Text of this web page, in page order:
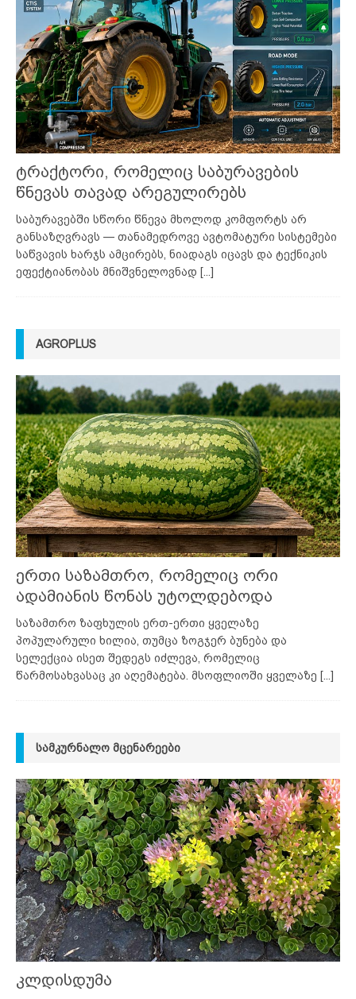
ტრაქტორი, რომელიც საბურავების
წნევას თავად არეგულირებს
საბურავებში სწორი წნევა მხოლოდ კომფორტს არ
განსაზღვრავს — თანამედროვე ავტომატური სისტემები
საწვავის ხარჯს ამცირებს, ნიადაგს იცავს და ტექნიკის
ეფექტიანობას მნიშვნელოვნად [...]
AGROPLUS
ერთი საზამთრო, რომელიც ორი
ადამიანის წონას უტოლდებოდა
საზამთრო ზაფხულის ერთ-ერთი ყველაზე
პოპულარული ხილია, თუმცა ზოგჯერ ბუნება და
სელექცია ისეთ შედეგს იძლევა, რომელიც
წარმოსახვასაც კი აღემატება. მსოფლიოში ყველაზე [...]
ᲡᲐᲛᲙᲣᲠᲜᲐᲚᲝ ᲛᲪᲔᲜᲐᲠᲔᲔᲑᲘ
კლდისდუმა